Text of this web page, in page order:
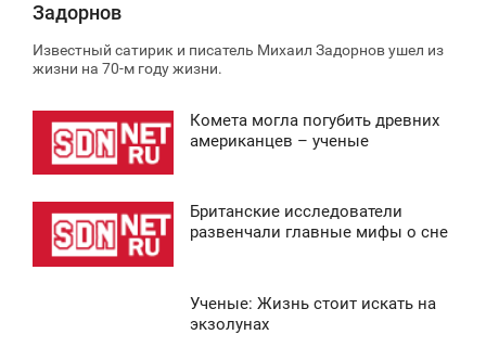
Задорнов
Известный сатирик и писатель Михаил Задорнов ушел из
жизни на 70-м году жизни.
Комета могла погубить древних
американцев – ученые
Британские исследователи
развенчали главные мифы о сне
Ученые: Жизнь стоит искать на
экзолунах